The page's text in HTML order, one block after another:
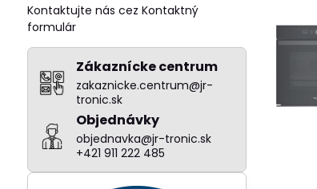
Kontaktujte nás cez Kontaktný
formulár
Zákaznícke centrum
zakaznicke.centrum@jr-
tronic.sk
Objednávky
objednavka@jr-tronic.sk
+421 911 222 485